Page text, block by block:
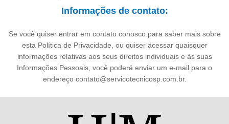
Informações de contato:
Se você quiser entrar em contato conosco para saber mais sobre
esta Política de Privacidade, ou quiser acessar quaisquer
informações relativas aos seus direitos individuais e às suas
Informações Pessoais, você poderá enviar um e-mail para o
endereço contato@servicotecnicosp.com.br.